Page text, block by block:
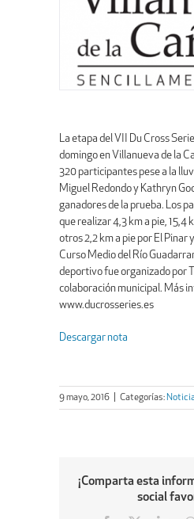
La etapa del VII Du Cross
domingo en Villanueva de la
320 participantes pese a la
Miguel Redondo y Kathryn
ganadores de la prueba. Los
que realizar 4,3 km a pie, 15,4
otros 2,2 km a pie por El Pinar
Curso Medio del Río
deportivo fue organizado por
colaboración municipal. Más
www.ducrosseries.es
Descargar nota
9 mayo, 2016 Categorías:
¡Comparta esta
social